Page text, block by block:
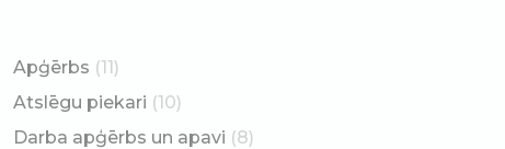
Apģērbs (11)
Atslēgu piekari (10)
Darba apģērbs un apavi (8)